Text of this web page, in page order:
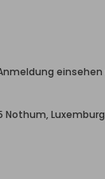
Nothum, Luxemburg